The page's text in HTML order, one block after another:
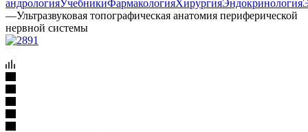
андрологияУчебникиФармакологияХирургияЭндокринология
—Ультразвуковая топографическая анатомия периферической
нервной системы